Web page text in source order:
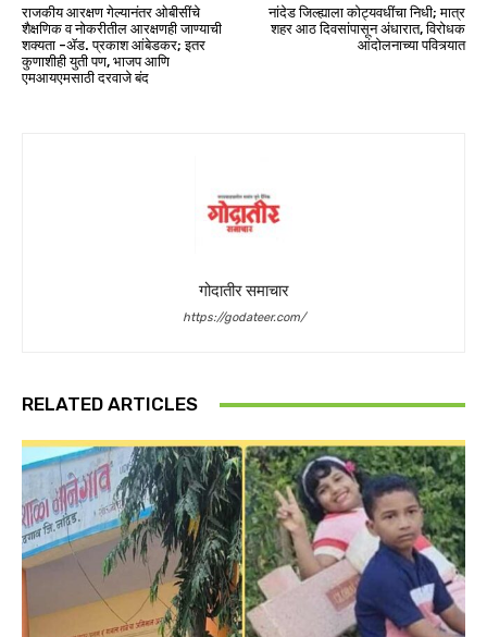
राजकीय आरक्षण गेल्यानंतर ओबीसींचे
शैक्षणिक व नोकरीतील आरक्षणही जाण्याची
शक्यता -ॲड. प्रकाश आंबेडकर; इतर
कुणाशीही युती पण, भाजप आणि
एमआयएमसाठी दरवाजे बंद
नांदेड जिल्ह्याला कोट्यवधींचा निधी; मात्र
शहर आठ दिवसांपासून अंधारात, विरोधक
आंदोलनाच्या पवित्र्यात
गोदातीर समाचार
https://godateer.com/
RELATED ARTICLES